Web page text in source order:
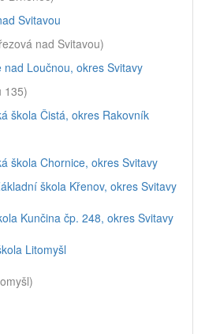
Svitavou
nad Svitavou)
Loučnou, okres Svitavy
135)
škola Čistá, okres Rakovník
škola Chornice, okres Svitavy
škola Křenov, okres Svitavy
Kunčina čp. 248, okres Svitavy
Litomyšl